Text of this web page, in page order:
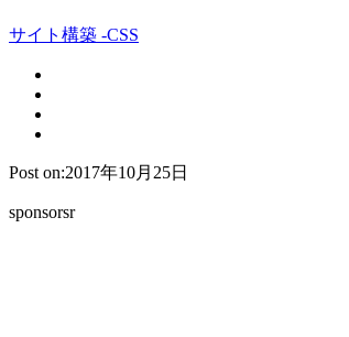
サイト構築 -CSS
Post on:2017年10月25日
sponsorsr